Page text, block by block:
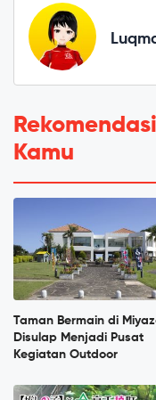
Kamu
Taman Bermain di
Disulap Menjadi Pusat
Kegiatan Outdoor